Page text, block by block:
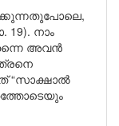
നാം
അവൻ
“സാക്ഷാൽ